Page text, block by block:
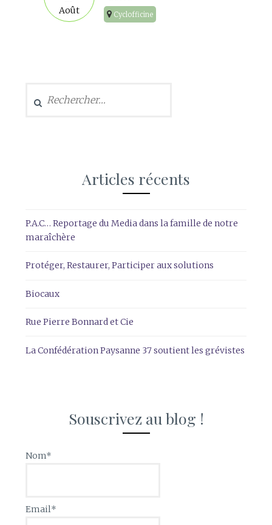
Août
Cyclofficine
Articles récents
P.A.C… Reportage du Media dans la famille de notre
maraîchère
Protéger, Restaurer, Participer aux solutions
Biocaux
Rue Pierre Bonnard et Cie
La Confédération Paysanne 37 soutient les grévistes
Souscrivez au blog !
Nom*
Email*